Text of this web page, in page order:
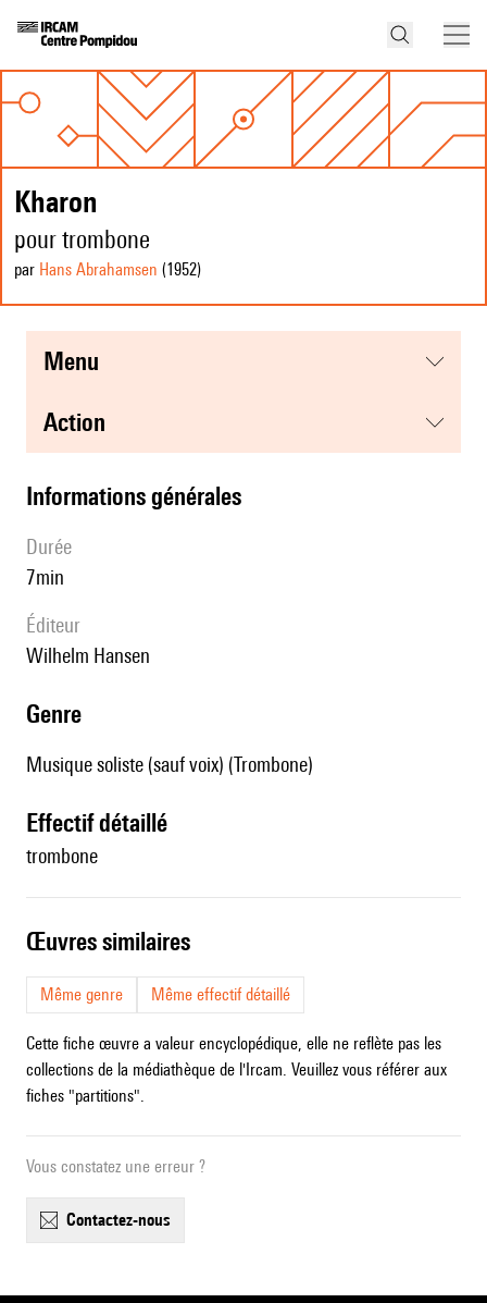
Kharon
pour trombone
par Hans Abrahamsen (1952)
menu
action
informations générales
durée
7min
éditeur
Wilhelm Hansen
genre
Musique soliste (sauf voix) (Trombone)
effectif détaillé
trombone
œuvres similaires
Même genre Même effectif détaillé
Cette fiche œuvre a valeur encyclopédique, elle ne reflète pas les
collections de la médiathèque de l'Ircam. Veuillez vous référer aux
fiches "partitions".
Vous constatez une erreur ?
contactez-nous